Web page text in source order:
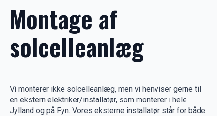
Montage af
solcelleanlæg
Vi monterer ikke solcelleanlæg, men vi henviser gerne til
en ekstern elektriker/installatør, som monterer i hele
Jylland og på Fyn. Vores eksterne installatør står for både